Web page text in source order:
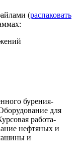
(распаковать
бурения-
для
работа-
нефтяных и
и